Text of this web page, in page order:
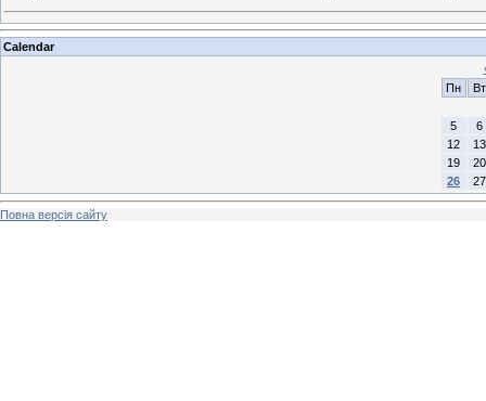
Calendar
Пн
Вт
5
6
12
13
19
20
26
27
Повна версія сайту